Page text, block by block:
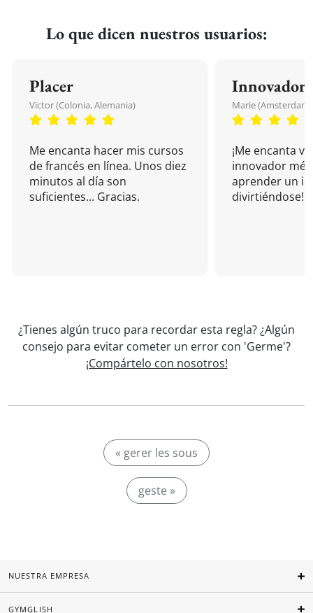
Lo que dicen nuestros usuarios:
Placer
Victor (Colonia, Alemania)
Me encanta hacer mis cursos
de francés en línea. Unos diez
minutos al día son
suficientes... Gracias.
Innovador
Marie (Amsterdam,
¡Me encanta
innovador
aprender un
divirtiéndose!
¿Tienes algún truco para recordar esta regla? ¿Algún
consejo para evitar cometer un error con 'Germe'?
¡Compártelo con nosotros!
« gerer les sous
geste »
NUESTRA EMPRESA
GYMGLISH